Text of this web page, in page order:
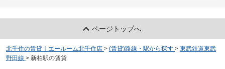
ページトップへ
北千住の賃貸｜エールーム北千住店 > (賃貸)路線・駅から探す > 東武鉄道東武
野田線 > 新柏駅の賃貸